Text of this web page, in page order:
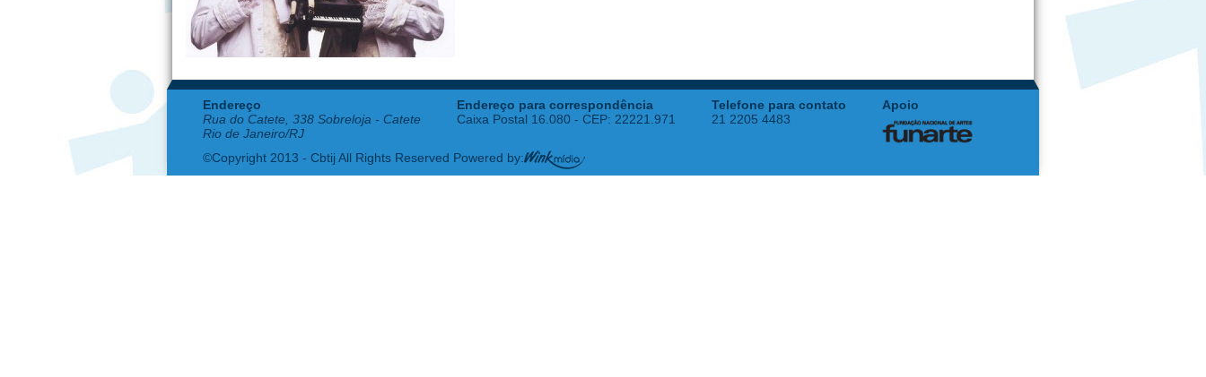
Endereço
Rua do Catete, 338 Sobreloja - Catete
Rio de Janeiro/RJ
Endereço para correspondência
Caixa Postal 16.080 - CEP: 22221.971
Telefone para contato
21 2205 4483
Apoio
©Copyright 2013 - Cbtij All Rights Reserved Powered by: